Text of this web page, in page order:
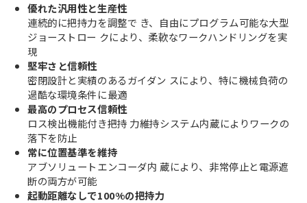
優れた汎用性と生産性
連続的に把持力を調整で き、自由にプログラム可能な大型
ジョーストロー クにより、柔軟なワークハンドリングを実
現
堅牢さと信頼性
密閉設計と実績のあるガイダン スにより、特に機械負荷の
過酷な環境条件に最適
最高のプロセス信頼性
ロス検出機能付き把持 力維持システム内蔵によりワークの
落下を防止
常に位置基準を維持
アブソリュートエンコーダ内 蔵により、非常停止と電源遮
断の両方が可能
起動距離なしで100%の把持力